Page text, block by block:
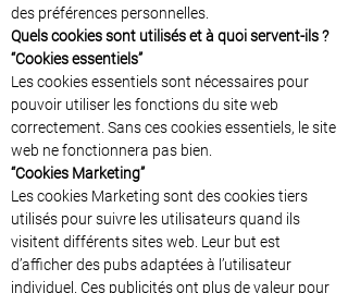
des préférences personnelles.
Quels cookies sont utilisés et à quoi servent-ils ?
“Cookies essentiels”
Les cookies essentiels sont nécessaires pour
pouvoir utiliser les fonctions du site web
correctement. Sans ces cookies essentiels, le site
web ne fonctionnera pas bien.
“Cookies Marketing”
Les cookies Marketing sont des cookies tiers
utilisés pour suivre les utilisateurs quand ils
visitent différents sites web. Leur but est
d’afficher des pubs adaptées à l’utilisateur
individuel. Ces publicités ont plus de valeur pour